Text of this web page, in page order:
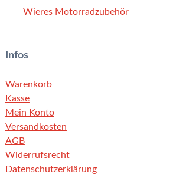
Wieres Motorradzubehör
Infos
Warenkorb
Kasse
Mein Konto
Versandkosten
AGB
Widerrufsrecht
Datenschutzerklärung